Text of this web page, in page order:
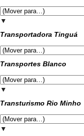
▼
Transportadora Tinguá
Transportes Blanco
▼
Transturismo Rio Minho
▼